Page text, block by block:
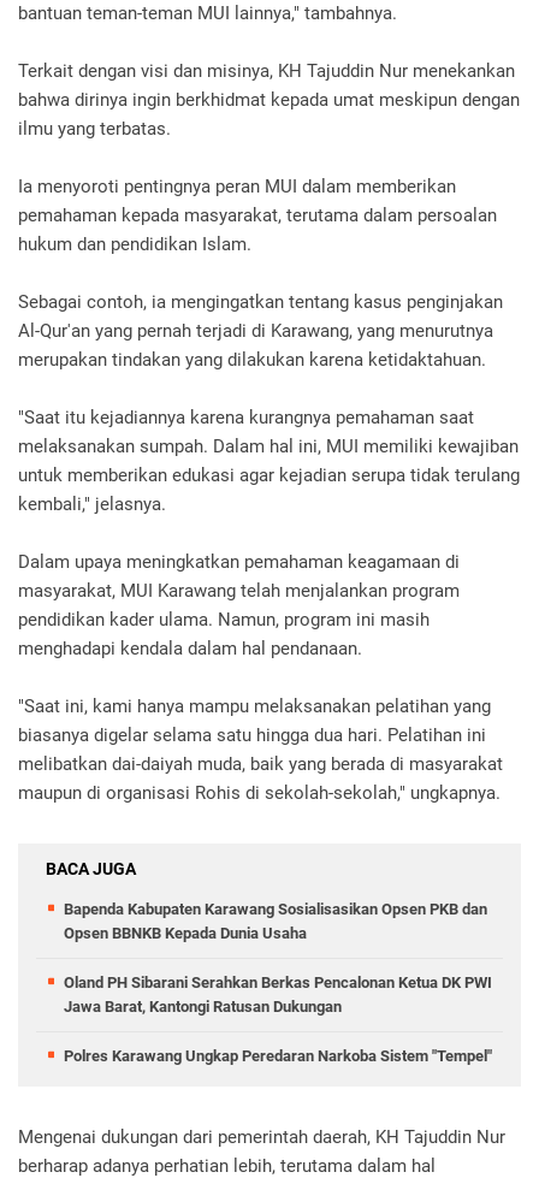
bantuan teman-teman MUI lainnya," tambahnya.
Terkait dengan visi dan misinya, KH Tajuddin Nur menekankan
bahwa dirinya ingin berkhidmat kepada umat meskipun dengan
ilmu yang terbatas.
Ia menyoroti pentingnya peran MUI dalam memberikan
pemahaman kepada masyarakat, terutama dalam persoalan
hukum dan pendidikan Islam.
Sebagai contoh, ia mengingatkan tentang kasus penginjakan
Al-Qur'an yang pernah terjadi di Karawang, yang menurutnya
merupakan tindakan yang dilakukan karena ketidaktahuan.
"Saat itu kejadiannya karena kurangnya pemahaman saat
melaksanakan sumpah. Dalam hal ini, MUI memiliki kewajiban
untuk memberikan edukasi agar kejadian serupa tidak terulang
kembali," jelasnya.
Dalam upaya meningkatkan pemahaman keagamaan di
masyarakat, MUI Karawang telah menjalankan program
pendidikan kader ulama. Namun, program ini masih
menghadapi kendala dalam hal pendanaan.
"Saat ini, kami hanya mampu melaksanakan pelatihan yang
biasanya digelar selama satu hingga dua hari. Pelatihan ini
melibatkan dai-daiyah muda, baik yang berada di masyarakat
maupun di organisasi Rohis di sekolah-sekolah," ungkapnya.
BACA JUGA
Bapenda Kabupaten Karawang Sosialisasikan Opsen PKB dan
Opsen BBNKB Kepada Dunia Usaha
Oland PH Sibarani Serahkan Berkas Pencalonan Ketua DK PWI
Jawa Barat, Kantongi Ratusan Dukungan
Polres Karawang Ungkap Peredaran Narkoba Sistem "Tempel"
Mengenai dukungan dari pemerintah daerah, KH Tajuddin Nur
berharap adanya perhatian lebih, terutama dalam hal